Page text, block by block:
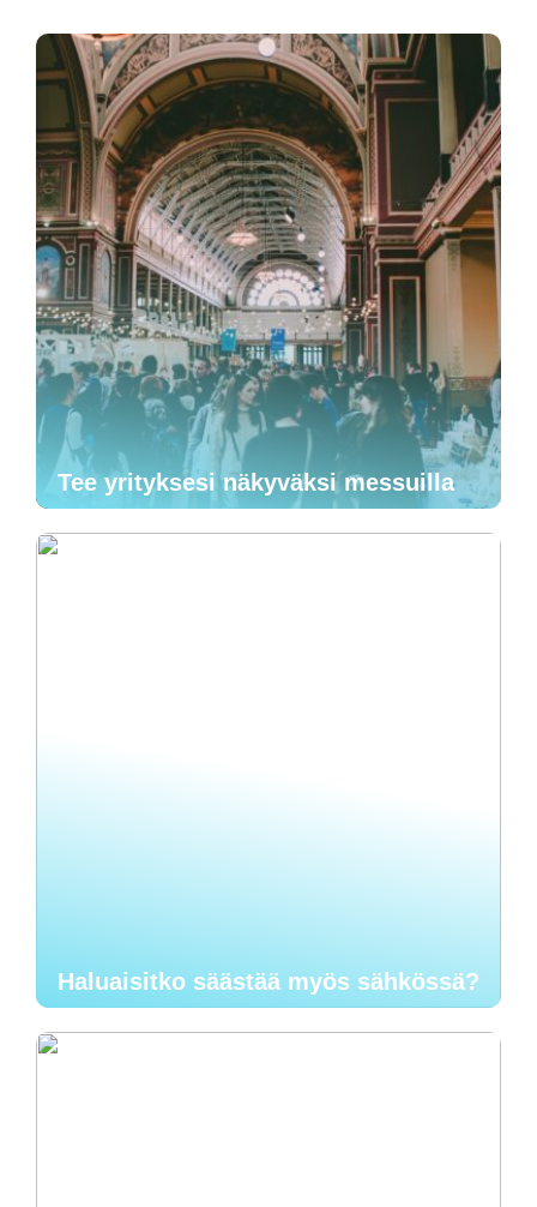
Tee yrityksesi näkyväksi messuilla
Haluaisitko säästää myös sähkössä?